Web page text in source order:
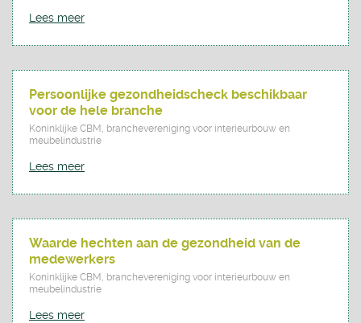
Lees meer
Persoonlijke gezondheidscheck beschikbaar
voor de hele branche
Koninklijke CBM, branchevereniging voor interieurbouw en
meubelindustrie
Lees meer
Waarde hechten aan de gezondheid van de
medewerkers
Koninklijke CBM, branchevereniging voor interieurbouw en
meubelindustrie
Lees meer